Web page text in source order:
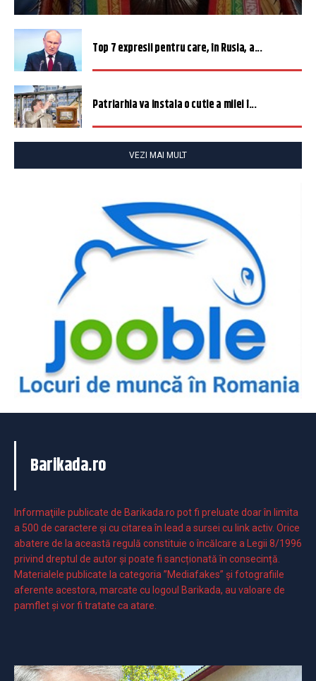
Top 7 expresii pentru care, în Rusia, a...
Patriarhia va instala o cutie a milei î...
VEZI MAI MULT
Barikada.ro
Informaţiile publicate de Barikada.ro pot fi preluate doar în limita
a 500 de caractere şi cu citarea în lead a sursei cu link activ. Orice
abatere de la această regulă constituie o încălcare a Legii 8/1996
privind dreptul de autor și poate fi sancționată în consecință.
Materialele publicate la categoria ”Mediafakes” și fotografiile
aferente acestora, marcate cu logoul Barikada, au valoare de
pamflet și vor fi tratate ca atare.